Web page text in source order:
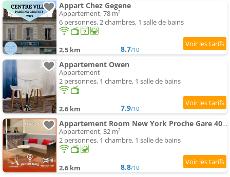
Appart Chez Gegene
Appartement, 78 m²
6 personnes, 2 chambres, 1 salle de bains
2.5 km 8.7/10
Appartement Owen
Appartement
2 personnes, 1 chambre, 1 salle de bains
2.6 km 7.9/10
Appartement Room New York Proche Gare 400m
Appartement, 32 m²
2 personnes, 1 chambre, 1 salle de bains
2.6 km 8.8/10